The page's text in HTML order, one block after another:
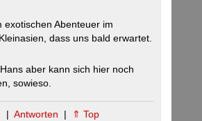
exotischen Abenteuer im
dass uns bald erwartet.
aber kann sich hier noch
sowieso.
| Antworten | ⇑ Top